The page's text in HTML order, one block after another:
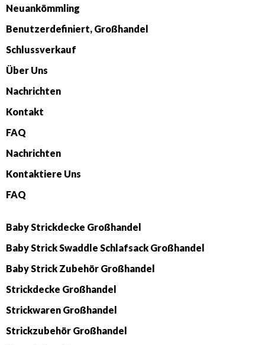
Neuankömmling
Benutzerdefiniert, Großhandel
Schlussverkauf
Über Uns
Nachrichten
Kontakt
FAQ
Nachrichten
Kontaktiere Uns
FAQ
Baby Strickdecke Großhandel
Baby Strick Swaddle Schlafsack Großhandel
Baby Strick Zubehör Großhandel
Strickdecke Großhandel
Strickwaren Großhandel
Strickzubehör Großhandel